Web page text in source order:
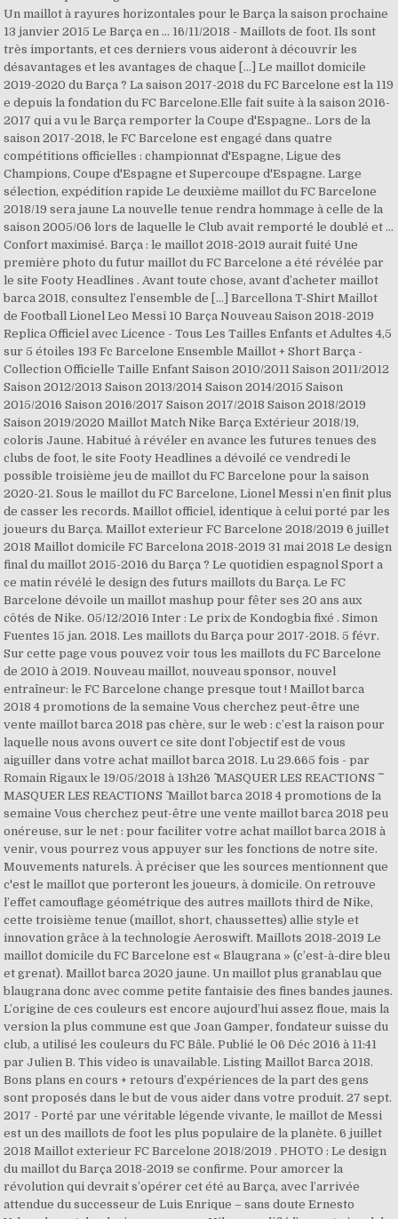
Un maillot à rayures horizontales pour le Barça la saison prochaine
13 janvier 2015 Le Barça en … 16/11/2018 - Maillots de foot. Ils sont
très importants, et ces derniers vous aideront à découvrir les
désavantages et les avantages de chaque […] Le maillot domicile
2019-2020 du Barça ? La saison 2017-2018 du FC Barcelone est la 119
e depuis la fondation du FC Barcelone.Elle fait suite à la saison 2016-
2017 qui a vu le Barça remporter la Coupe d'Espagne.. Lors de la
saison 2017-2018, le FC Barcelone est engagé dans quatre
compétitions officielles : championnat d'Espagne, Ligue des
Champions, Coupe d'Espagne et Supercoupe d'Espagne. Large
sélection, expédition rapide Le deuxième maillot du FC Barcelone
2018/19 sera jaune La nouvelle tenue rendra hommage à celle de la
saison 2005/06 lors de laquelle le Club avait remporté le doublé et …
Confort maximisé. Barça : le maillot 2018-2019 aurait fuité Une
première photo du futur maillot du FC Barcelone a été révélée par
le site Footy Headlines . Avant toute chose, avant d’acheter maillot
barca 2018, consultez l’ensemble de […] Barcellona T-Shirt Maillot
de Football Lionel Leo Messi 10 Barça Nouveau Saison 2018-2019
Replica Officiel avec Licence - Tous Les Tailles Enfants et Adultes 4,5
sur 5 étoiles 193 Fc Barcelone Ensemble Maillot + Short Barça -
Collection Officielle Taille Enfant Saison 2010/2011 Saison 2011/2012
Saison 2012/2013 Saison 2013/2014 Saison 2014/2015 Saison
2015/2016 Saison 2016/2017 Saison 2017/2018 Saison 2018/2019
Saison 2019/2020 Maillot Match Nike Barça Extérieur 2018/19,
coloris Jaune. Habitué à révéler en avance les futures tenues des
clubs de foot, le site Footy Headlines a dévoilé ce vendredi le
possible troisième jeu de maillot du FC Barcelone pour la saison
2020-21. Sous le maillot du FC Barcelone, Lionel Messi n’en finit plus
de casser les records. Maillot officiel, identique à celui porté par les
joueurs du Barça. Maillot exterieur FC Barcelone 2018/2019 6 juillet
2018 Maillot domicile FC Barcelona 2018-2019 31 mai 2018 Le design
final du maillot 2015-2016 du Barça ? Le quotidien espagnol Sport a
ce matin révélé le design des futurs maillots du Barça. Le FC
Barcelone dévoile un maillot mashup pour fêter ses 20 ans aux
côtés de Nike. 05/12/2016 Inter : Le prix de Kondogbia fixé . Simon
Fuentes 15 jan. 2018. Les maillots du Barça pour 2017-2018. 5 févr.
Sur cette page vous pouvez voir tous les maillots du FC Barcelone
de 2010 à 2019. Nouveau maillot, nouveau sponsor, nouvel
entraîneur: le FC Barcelone change presque tout ! Maillot barca
2018 4 promotions de la semaine Vous cherchez peut-être une
vente maillot barca 2018 pas chère, sur le web : c’est la raison pour
laquelle nous avons ouvert ce site dont l’objectif est de vous
aiguiller dans votre achat maillot barca 2018. Lu 29.665 fois - par
Romain Rigaux le 19/05/2018 à 13h26 ^ MASQUER LES REACTIONS ^ ^
MASQUER LES REACTIONS ^ Maillot barca 2018 4 promotions de la
semaine Vous cherchez peut-être une vente maillot barca 2018 peu
onéreuse, sur le net : pour faciliter votre achat maillot barca 2018 à
venir, vous pourrez vous appuyer sur les fonctions de notre site.
Mouvements naturels. À préciser que les sources mentionnent que
c'est le maillot que porteront les joueurs, à domicile. On retrouve
l’effet camouflage géométrique des autres maillots third de Nike,
cette troisième tenue (maillot, short, chaussettes) allie style et
innovation grâce à la technologie Aeroswift. Maillots 2018-2019 Le
maillot domicile du FC Barcelone est « Blaugrana » (c’est-à-dire bleu
et grenat). Maillot barca 2020 jaune. Un maillot plus granablau que
blaugrana donc avec comme petite fantaisie des fines bandes jaunes.
L’origine de ces couleurs est encore aujourd’hui assez floue, mais la
version la plus commune est que Joan Gamper, fondateur suisse du
club, a utilisé les couleurs du FC Bâle. Publié le 06 Déc 2016 à 11:41
par Julien B. This video is unavailable. Listing Maillot Barca 2018.
Bons plans en cours + retours d’expériences de la part des gens
sont proposés dans le but de vous aider dans votre produit. 27 sept.
2017 - Porté par une véritable légende vivante, le maillot de Messi
est un des maillots de foot les plus populaire de la planète. 6 juillet
2018 Maillot exterieur FC Barcelone 2018/2019 . PHOTO : Le design
du maillot du Barça 2018-2019 se confirme. Pour amorcer la
révolution qui devrait s’opérer cet été au Barça, avec l’arrivée
attendue du successeur de Luis Enrique – sans doute Ernesto